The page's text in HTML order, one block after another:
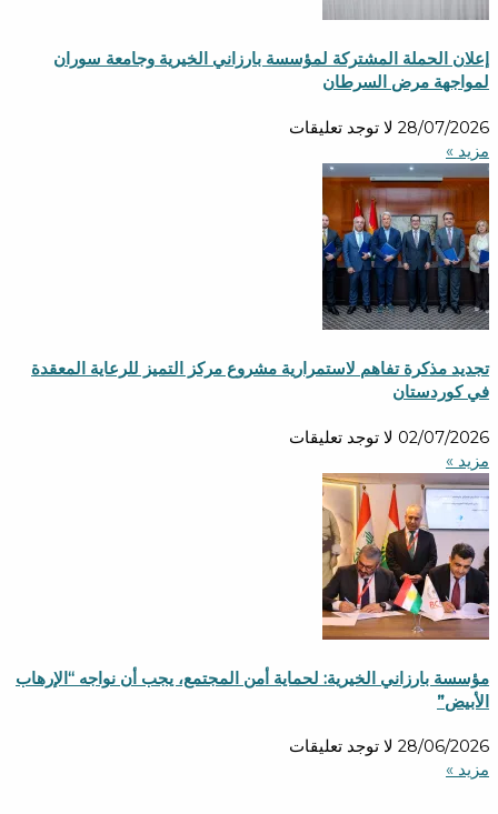
إعلان الحملة المشتركة لمؤسسة بارزاني الخيرية وجامعة سوران
لمواجهة مرض السرطان
28/07/2026 لا توجد تعليقات
مزید »
تجديد مذكرة تفاهم لاستمرارية مشروع مركز التميز للرعاية المعقدة
في كوردستان
02/07/2026 لا توجد تعليقات
مزید »
مؤسسة بارزاني الخيرية: لحماية أمن المجتمع، يجب أن نواجه “الإرهاب
الأبيض”
28/06/2026 لا توجد تعليقات
مزید »